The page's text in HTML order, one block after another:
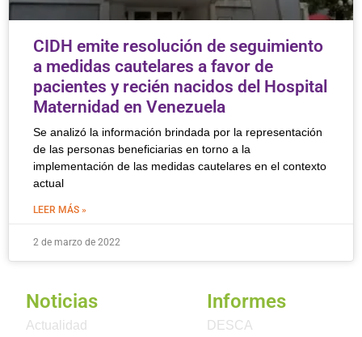
CIDH emite resolución de seguimiento
a medidas cautelares a favor de
pacientes y recién nacidos del Hospital
Maternidad en Venezuela
Se analizó la información brindada por la representación
de las personas beneficiarias en torno a la
implementación de las medidas cautelares en el contexto
actual
LEER MÁS »
2 de marzo de 2022
Noticias
Actualidad
Informes
DESCA